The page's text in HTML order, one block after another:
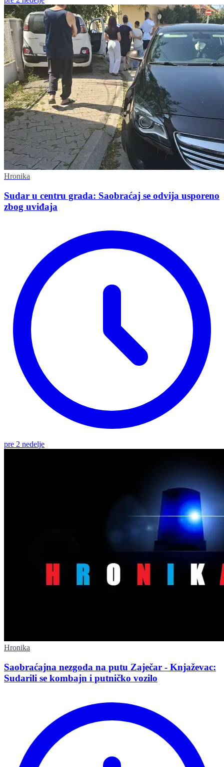
Hronika
Sudar u centru grada: Saobraćaj se odvija usporeno
zbog uviđaja
pre 2 nedelje
Hronika
Saobraćajna nezgoda na putu Zaječar - Knjaževac:
Sudarili se kombajn i putničko vozilo